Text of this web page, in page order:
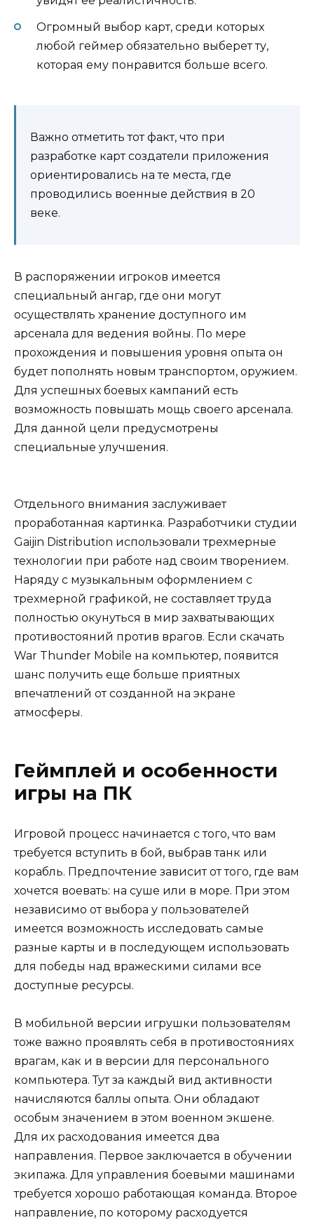
Огромный выбор карт, среди которых
любой геймер обязательно выберет ту,
которая ему понравится больше всего.
Важно отметить тот факт, что при
разработке карт создатели приложения
ориентировались на те места, где
проводились военные действия в 20
веке.
В распоряжении игроков имеется
специальный ангар, где они могут
осуществлять хранение доступного им
арсенала для ведения войны. По мере
прохождения и повышения уровня опыта он
будет пополнять новым транспортом, оружием.
Для успешных боевых кампаний есть
возможность повышать мощь своего арсенала.
Для данной цели предусмотрены
специальные улучшения.
Отдельного внимания заслуживает
проработанная картинка. Разработчики студии
Gaijin Distribution использовали трехмерные
технологии при работе над своим творением.
Наряду с музыкальным оформлением с
трехмерной графикой, не составляет труда
полностью окунуться в мир захватывающих
противостояний против врагов. Если скачать
War Thunder Mobile на компьютер, появится
шанс получить еще больше приятных
впечатлений от созданной на экране
атмосферы.
Геймплей и особенности
игры на ПК
Игровой процесс начинается с того, что вам
требуется вступить в бой, выбрав танк или
корабль. Предпочтение зависит от того, где вам
хочется воевать: на суше или в море. При этом
независимо от выбора у пользователей
имеется возможность исследовать самые
разные карты и в последующем использовать
для победы над вражескими силами все
доступные ресурсы.
В мобильной версии игрушки пользователям
тоже важно проявлять себя в противостояниях
врагам, как и в версии для персонального
компьютера. Тут за каждый вид активности
начисляются баллы опыта. Они обладают
особым значением в этом военном экшене.
Для их расходования имеется два
направления. Первое заключается в обучении
экипажа. Для управления боевыми машинами
требуется хорошо работающая команда. Второе
направление, по которому расходуется